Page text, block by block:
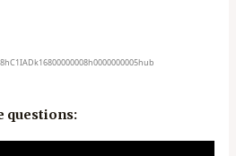
questions: